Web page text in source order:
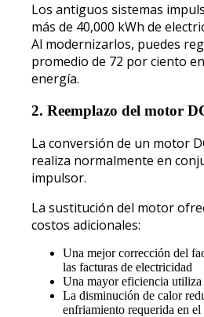
Los antiguos sistemas
más de 40,000 kWh de
Al modernizarlos, puedes
promedio de 72 por ciento
energía.
2. Reemplazo del motor
La conversión de un motor
realiza normalmente en
impulsor.
La sustitución del motor
costos adicionales:
Una mejor corrección del
las facturas de electricidad
Una mayor eficiencia utiliza
La disminución de calor
enfriamiento requerida en